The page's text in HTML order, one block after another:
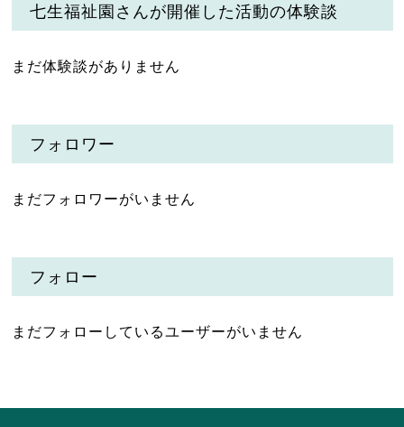
七生福祉園さんが開催した活動の体験談
まだ体験談がありません
フォロワー
まだフォロワーがいません
フォロー
まだフォローしているユーザーがいません